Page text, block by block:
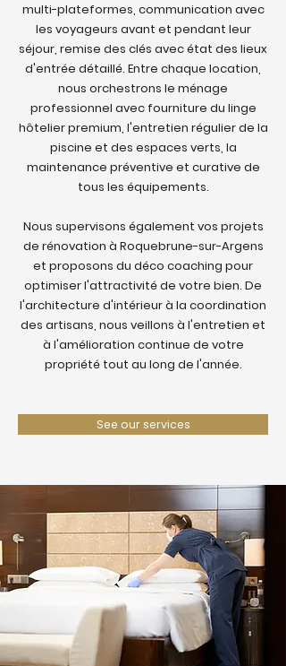
multi-plateformes, communication avec
les voyageurs avant et pendant leur
séjour, remise des clés avec état des lieux
d'entrée détaillé. Entre chaque location,
nous orchestrons le ménage
professionnel avec fourniture du linge
hôtelier premium, l'entretien régulier de la
piscine et des espaces verts, la
maintenance préventive et curative de
tous les équipements.
Nous supervisons également vos projets
de rénovation à Roquebrune-sur-Argens
et proposons du déco coaching pour
optimiser l'attractivité de votre bien. De
l'architecture d'intérieur à la coordination
des artisans, nous veillons à l'entretien et
à l'amélioration continue de votre
propriété tout au long de l'année.
See our services